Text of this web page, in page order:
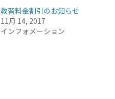
教習料金割引のお知らせ
11月 14, 2017
インフォメーション